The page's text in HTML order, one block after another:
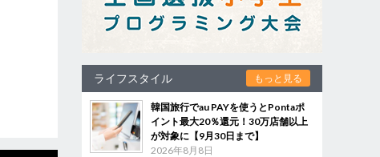
ライフスタイル もっと見る
韓国旅行でau PAYを使うとPontaポ
イント最大20％還元！30万店舗以上
が対象に【9月30日まで】
2026年8月8日